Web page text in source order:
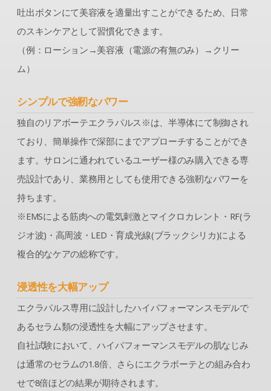
吐出ボタンにて美容液を適量出すことができるため、⽇常
のスキンケアとして習慣化できます。
（例：ローション→美容液（電源の有無のみ）→クリー
ム）
シンプルで強靭なパワー
独⾃のリアボーテエクラパルス※は、半導体にて制御され
ており、簡単操作で深部にまでアプローチすることができ
ます。サロンに通われているユーザー様のみ購⼊できる専
売設計であり、業務⽤としても使⽤できる強靭なパワーを
持ちます。
※EMSによる筋肉への電気刺激とマイクロカレント・RF(ラ
ジオ波)・高周波・LED・育成光線(ブラックシリカ)による
複合的なケアの総称です。
浸透性を大幅アップ
エクラパルス専⽤に設計したハイパフォーマンスモデルで
あるセラム類の浸透性を⼤幅にアップさせます。
⾃社試験において、ハイパフォーマンスモデルの肌なじみ
は通常のセラムの1.8倍、さらにエクラボーテとの組み合わ
せで8倍ほどの結果が期待されます。